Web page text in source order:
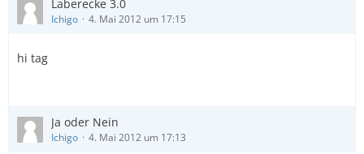
Laberecke 3.0
Ichigo 4. Mai 2012 um 17:15
hi tag
Ja oder Nein
Ichigo 4. Mai 2012 um 17:13